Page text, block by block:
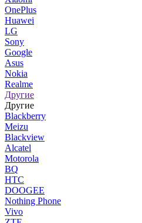
OnePlus
Huawei
LG
Sony
Google
Asus
Nokia
Realme
Другие
Другие
Blackberry
Meizu
Blackview
Alcatel
Motorola
BQ
HTC
DOOGEE
Nothing Phone
Vivo